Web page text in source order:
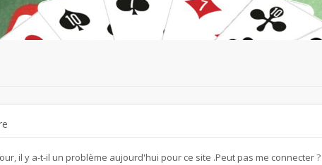
il y a-t-il un problème aujourd'hui pour ce site .Peut pas me connecter ?